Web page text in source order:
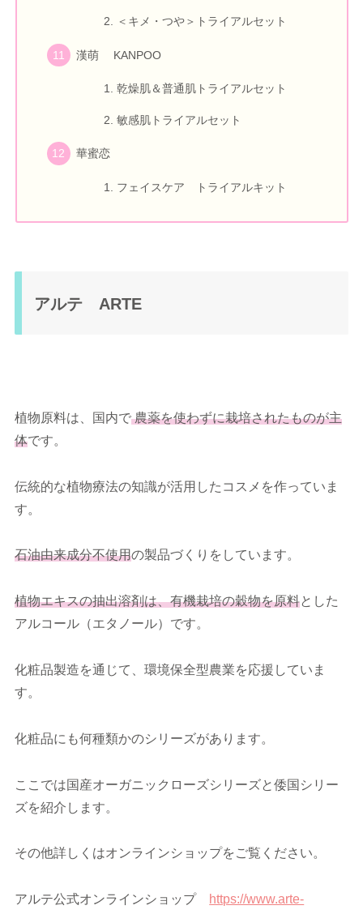
＜キメ・つや＞トライアルセット
漢萌 KANPOO
乾燥肌＆普通肌トライアルセット
敏感肌トライアルセット
華蜜恋
フェイスケア トライアルキット
アルテ ARTE
植物原料は、国内で農薬を使わずに栽培されたものが主
体です。
伝統的な植物療法の知識が活用したコスメを作っていま
す。
石油由来成分不使用の製品づくりをしています。
植物エキスの抽出溶剤は、有機栽培の穀物を原料とした
アルコール（エタノール）です。
化粧品製造を通じて、環境保全型農業を応援していま
す。
化粧品にも何種類かのシリーズがあります。
ここでは国産オーガニックローズシリーズと倭国シリー
ズを紹介します。
その他詳しくはオンラインショップをご覧ください。
アルテ公式オンラインショップ
https://www.arte-